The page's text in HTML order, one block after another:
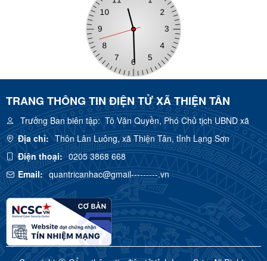
TRANG THÔNG TIN ĐIỆN TỬ XÃ THIỆN TÂN
Trưởng Ban biên tập:Tô Văn Quyền, Phó Chủ tịch UBND xã
Địa chỉ: Thôn Lân Luông, xã Thiện Tân, tỉnh Lạng Sơn
Điện thoại: 0205 3868 668
Email: quantricanhac@gmail---------.vn